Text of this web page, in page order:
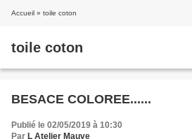
Accueil » toile coton
toile coton
BESACE COLOREE......
Publié le 02/05/2019 à 10:30
Par L Atelier Mauve